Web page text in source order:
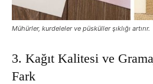
Mühürler, kurdeleler ve püsküller şıklığı artırır.
3. Kağıt Kalitesi ve
Fark